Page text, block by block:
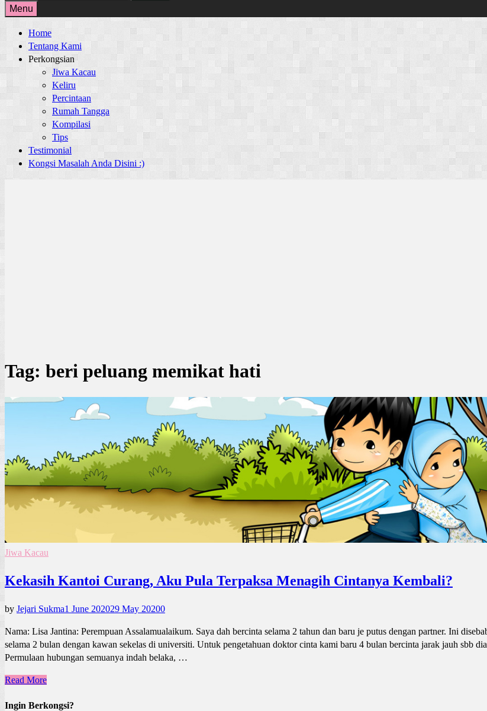
for:
Menu
Home
Tentang Kami
Perkongsian
Jiwa Kacau
Keliru
Percintaan
Rumah Tangga
Kompilasi
Tips
Testimonial
Kongsi Masalah Anda Disini :)
Tag: beri peluang memikat hati
Jiwa Kacau
Kekasih Kantoi Curang, Aku Pula Terpaksa Menagih Cintanya Kembali?
by Jejari Sukma1 June 202029 May 20200
Nama: Lisa Jantina: Perempuan Assalamualaikum. Saya dah bercinta selama 2 tahun dan baru je putus dengan partner. Ini
selama 2 bulan dengan kawan sekelas di universiti. Untuk pengetahuan doktor cinta kami baru 4 bulan bercinta jarak jauh sbb
Permulaan hubungan semuanya indah belaka, …
Read More
Ingin Berkongsi?